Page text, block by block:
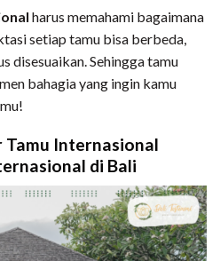
harus memahami bagaimana
setiap tamu bisa berbeda,
disesuaikan. Sehingga tamu
bahagia yang ingin kamu
Internasional
di Bali